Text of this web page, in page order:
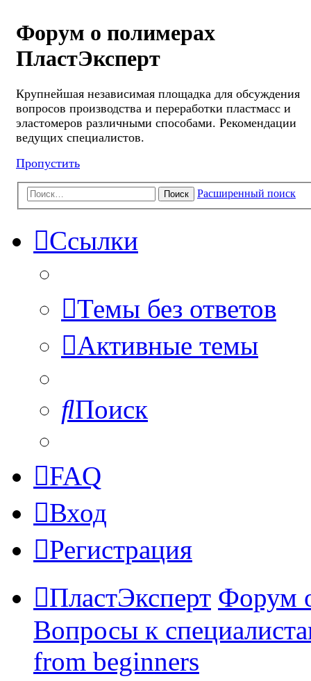
Форум о полимерах
ПластЭксперт
Крупнейшая независимая площадка для обсуждения
вопросов производства и переработки пластмасс и
эластомеров различными способами. Рекомендации
ведущих специалистов.
Пропустить
Поиск Расширенный поиск
Ссылки
Темы без ответов
Активные темы
Поиск
FAQ
Вход
Регистрация
ПластЭксперт Форум
Вопросы к
from beginners